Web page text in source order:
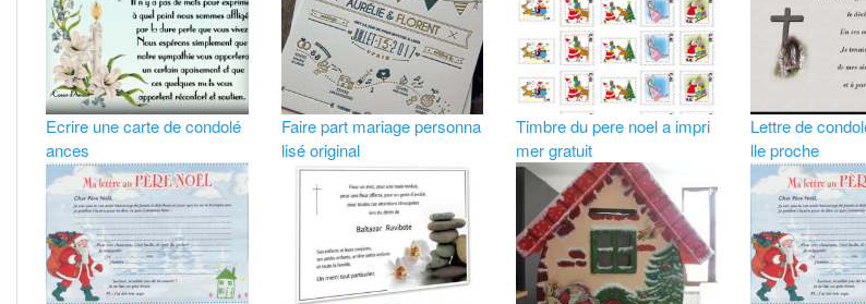
Ecrire une carte de condolé
ances
Faire part mariage personna
lisé original
Timbre du pere noel a impri
mer gratuit
Lettre de
lle proche